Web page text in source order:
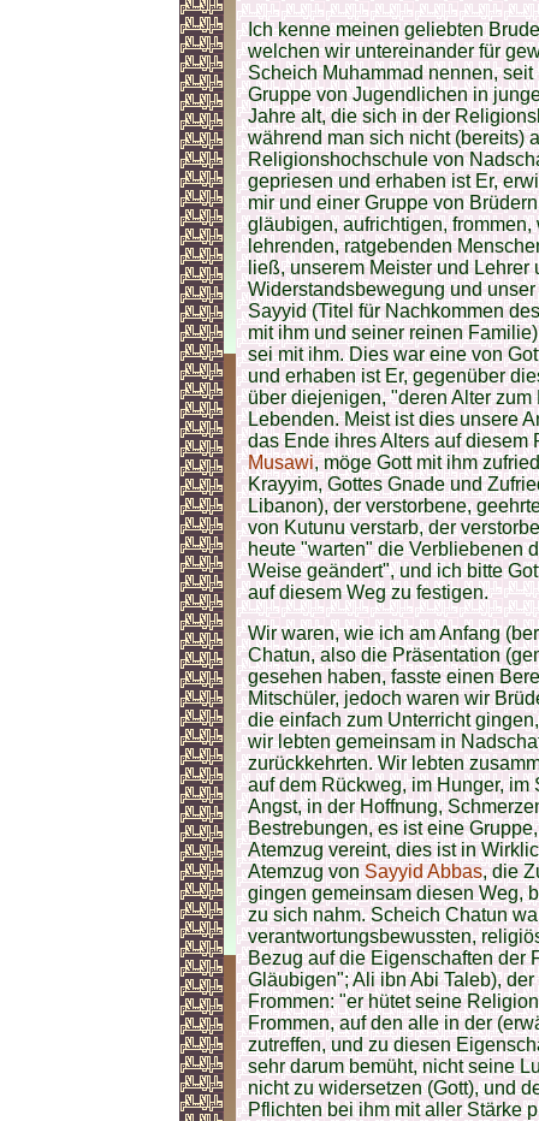
Ich kenne meinen geliebten
welchen wir untereinander für
Scheich Muhammad nennen,
Gruppe von Jugendlichen in
Jahre alt, die sich in der
während man sich nicht (bereits)
Religionshochschule von
gepriesen und erhaben ist Er,
mir und einer Gruppe von
gläubigen, aufrichtigen,
lehrenden, ratgebenden
ließ, unserem Meister und Lehrer
Widerstandsbewegung und
Sayyid (Titel für Nachkommen
mit ihm und seiner reinen
sei mit ihm. Dies war eine von
und erhaben ist Er, gegenüber
über diejenigen, "deren Alter
Lebenden. Meist ist dies unsere
das Ende ihres Alters auf diesem
Musawi, möge Gott mit ihm
Krayyim, Gottes Gnade und
Libanon), der verstorbene,
von Kutunu verstarb, der
heute "warten" die Verbliebenen
Weise geändert", und ich bitte
auf diesem Weg zu festigen.
Wir waren, wie ich am Anfang
Chatun, also die Präsentation
gesehen haben, fasste einen
Mitschüler, jedoch waren wir
die einfach zum Unterricht
wir lebten gemeinsam in
zurückkehrten. Wir lebten
auf dem Rückweg, im Hunger,
Angst, in der Hoffnung,
Bestrebungen, es ist eine
Atemzug vereint, dies ist in
Atemzug vonSayyid Abbas, die
gingen gemeinsam diesen Weg,
zu sich nahm. Scheich Chatun
verantwortungsbewussten,
Bezug auf die Eigenschaften der
Gläubigen"; Ali ibn Abi Taleb),
Frommen: "er hütet seine
Frommen, auf den alle in der
zutreffen, und zu diesen
sehr darum bemüht, nicht seine
nicht zu widersetzen (Gott), und
Pflichten bei ihm mit aller Stärke